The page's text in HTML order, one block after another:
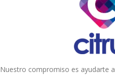
Nuestro compromiso es ayudarte a